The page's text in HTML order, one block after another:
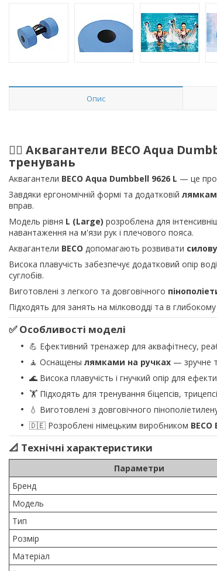
Опис
🏊‍♀️ Аквагантели BECO Aqua
тренувань
Аквагантели BECO Aqua Dumbbell 9626 L — це
Завдяки ергономічній формі та додатковій лямкам
вправ.
Модель рівня L (Large) розроблена для
навантаження на м'язи рук і плечового пояса.
Аквагантели BECO допомагають розвивати
Висока плавучість забезпечує додатковий опір
суглобів.
Виготовлені з легкого та довговічного
Підходять для занять на мілководді та в глибокому
✅ Особливості моделі
💪 Ефективний тренажер для аквафітнесу,
🧘 Оснащены лямками на ручках — зручне
🌊 Висока плавучість і гнучкий опір для
🏋️ Підходять для тренування біцепсів,
💧 Виготовлені з довговічного
🇩🇪 Розроблені німецьким виробником
📐 Технічні характеристики
Параметри
Бренд
Модель
Тип
Розмір
Матеріал